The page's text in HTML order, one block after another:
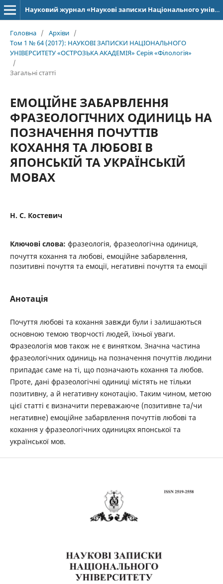
Науковий журнал «Наукові записки Національного університету «Острозька академія»: серія «Філологія»
Головна / Архіви /
Том 1 № 64 (2017): НАУКОВІ ЗАПИСКИ НАЦІОНАЛЬНОГО
УНІВЕРСИТЕТУ «ОСТРОЗЬКА АКАДЕМІЯ» Серія «Філологія»
/
Загальні статті
ЕМОЦІЙНЕ ЗАБАРВЛЕННЯ
ФРАЗЕОЛОГІЧНИХ ОДИНИЦЬ НА
ПОЗНАЧЕННЯ ПОЧУТТІВ
КОХАННЯ ТА ЛЮБОВІ В
ЯПОНСЬКІЙ ТА УКРАЇНСЬКІЙ
МОВАХ
Н. С. Костевич
Ключові слова: фразеологія, фразеологічна одиниця,
почуття кохання та любові, емоційне забарвлення,
позитивні почуття та емоції, негативні почуття та емоції
Анотація
Почуття любові та кохання завжди були і залишаються
основною темою творчості людей, їхньої уваги.
Фразеологія мов також не є винятком. Значна частина
фразеологічних одиниць на позначення почуттів людини
припадає саме на ті, що позначають кохання та любов.
Проте, дані фразеологічні одиниці містять не тільки
позитивну, а й негативну конотацію. Таким чином, метою
цієї статті є визначити переважаюче (позитивне та/чи
негативне) емоційне забарвлення почуттів любові та
кохання у фразеологічних одиницях японської та
української мов.